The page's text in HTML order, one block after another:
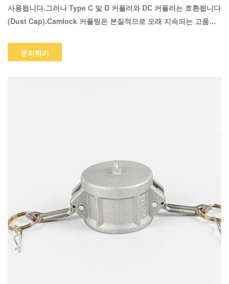
사용됩니다.그러나 Type C 및 D 커플러와 DC 커플러는 호환됩니다
(Dust Cap).Camlock 커플링은 본질적으로 오래 지속되는 고품질
구 사항에 따라 당사의 Camlock 커플링 카탈로그가 최상의 옵션을
찾는 데 도움이 될 수 있습니다.
문의하기